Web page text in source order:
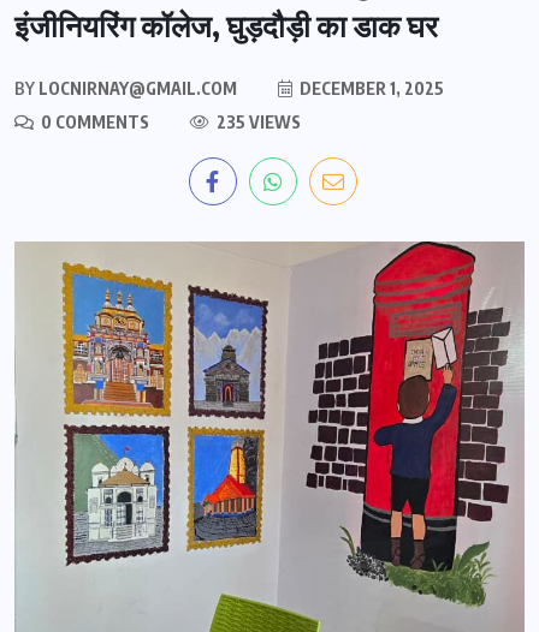
इंजीनियरिंग कॉलेज, घुड़दौड़ी का डाक घर
BY LOCNIRNAY@GMAIL.COM
DECEMBER 1, 2025
0 COMMENTS
235 VIEWS